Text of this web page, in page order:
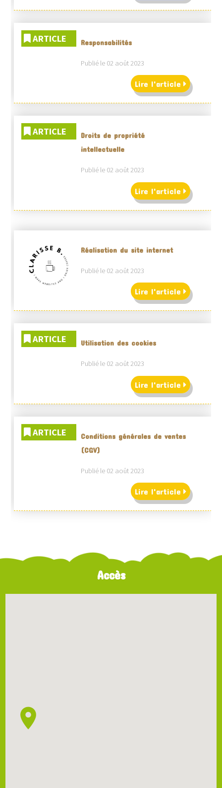
ARTICLE Responsabilités
Publié le 02 août 2023
Lire l'article
ARTICLE
Droits de propriété
intellectuelle
Publié le 02 août 2023
Lire l'article
Réalisation du site internet
Publié le 02 août 2023
Lire l'article
ARTICLE Utilisation des cookies
Publié le 02 août 2023
Lire l'article
ARTICLE
Conditions générales de ventes
(CGV)
Publié le 02 août 2023
Lire l'article
Accès